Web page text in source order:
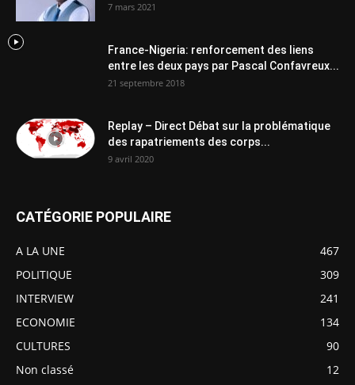
7 mars 2021
France-Nigeria: renforcement des liens
entre les deux pays par Pascal Confavreux...
21 septembre 2018
Replay – Direct Débat sur la problématique
des rapatriements des corps...
9 avril 2020
CATÉGORIE POPULAIRE
A LA UNE
467
POLITIQUE
309
INTERVIEW
241
ECONOMIE
134
CULTURES
90
Non classé
12